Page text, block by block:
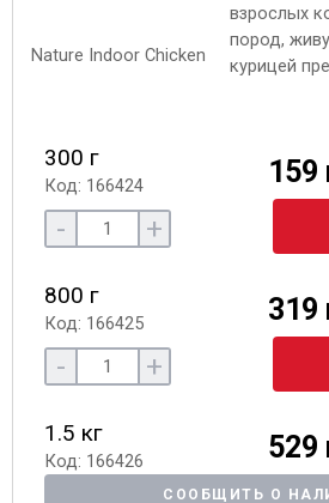
взрослых
пород,
курицей
300 г
Код: 166424 159
- +
800 г
Код: 166425 319
- +
1.5 кг
Код: 166426 529
СООБЩИТЬ О